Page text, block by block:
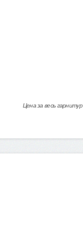
Цена за весь гарнитур